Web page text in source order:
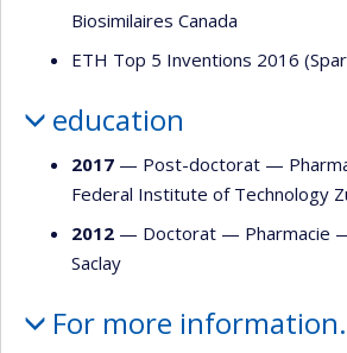
Biosimilaires Canada
ETH Top 5 Inventions 2016
education
2017 — Post-doctorat —
Federal Institute of Technology
2012 — Doctorat — Pharmacie
Saclay
For more